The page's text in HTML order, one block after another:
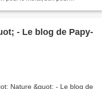
- Le blog de Papy-